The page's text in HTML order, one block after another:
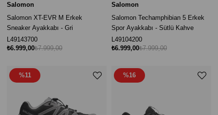
Salomon
Salomon XT-EVR M Erkek
Sneaker Ayakkabı - Gri
L49143700
₺6.999,00₺7.999,00
Salomon
Salomon Techamphibian 5 Erkek
Spor Ayakkabı - Sütlü Kahve
L49104200
₺6.999,00₺7.999,00
%11 %16